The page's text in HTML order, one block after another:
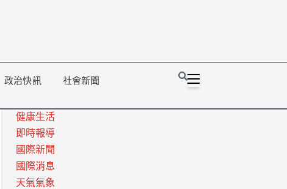
政治快訊 社會新聞
健康生活
即時報導
國際新聞
國際消息
天氣氣象